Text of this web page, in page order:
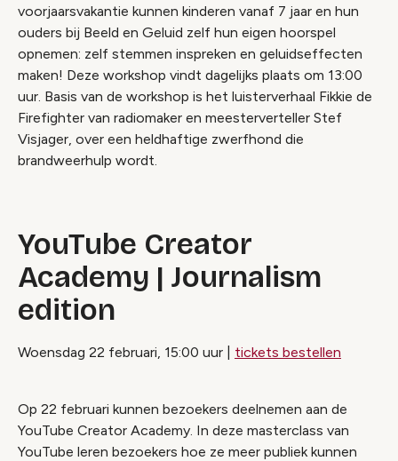
voorjaarsvakantie kunnen kinderen vanaf 7 jaar en hun
ouders bij Beeld en Geluid zelf hun eigen hoorspel
opnemen: zelf stemmen inspreken en geluidseffecten
maken! Deze workshop vindt dagelijks plaats om 13:00
uur. Basis van de workshop is het luisterverhaal Fikkie de
Firefighter van radiomaker en meesterverteller Stef
Visjager, over een heldhaftige zwerfhond die
brandweerhulp wordt.
YouTube Creator
Academy | Journalism
edition
Woensdag 22 februari, 15:00 uur | tickets bestellen
Op 22 februari kunnen bezoekers deelnemen aan de
YouTube Creator Academy. In deze masterclass van
YouTube leren bezoekers hoe ze meer publiek kunnen